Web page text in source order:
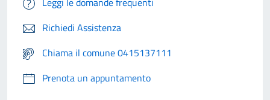
Richiedi Assistenza
Chiama il comune 0415137111
Prenota un appuntamento